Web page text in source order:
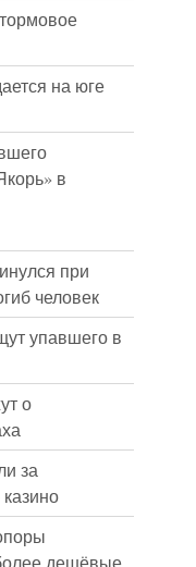
на юге
в
при
человек
упавшего в
о
за